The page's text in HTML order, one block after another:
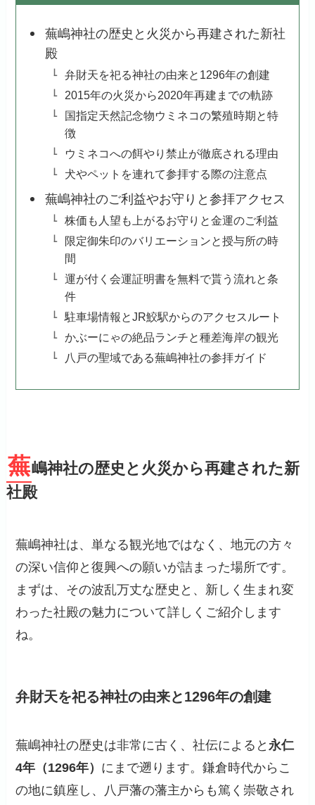
蕪嶋神社の歴史と火災から再建された新社
殿
弁財天を祀る神社の由来と1296年の創建
2015年の火災から2020年再建までの軌跡
国指定天然記念物ウミネコの繁殖時期と特
徴
ウミネコへの餌やり禁止が徹底される理由
犬やペットを連れて参拝する際の注意点
蕪嶋神社のご利益やお守りと参拝アクセス
株価も人望も上がるお守りと金運のご利益
限定御朱印のバリエーションと授与所の時
間
運が付く会運証明書を無料で貰う流れと条
件
駐車場情報とJR鮫駅からのアクセスルート
かぶーにゃの絶品ランチと種差海岸の観光
八戸の聖域である蕪嶋神社の参拝ガイド
蕪嶋神社の歴史と火災から再建された新
社殿
蕪嶋神社は、単なる観光地ではなく、地元の方々
の深い信仰と復興への願いが詰まった場所です。
まずは、その波乱万丈な歴史と、新しく生まれ変
わった社殿の魅力について詳しくご紹介します
ね。
弁財天を祀る神社の由来と1296年の創建
蕪嶋神社の歴史は非常に古く、社伝によると永仁
4年（1296年） にまで遡ります。鎌倉時代からこ
の地に鎮座し、八戸藩の藩主からも篤く崇敬され